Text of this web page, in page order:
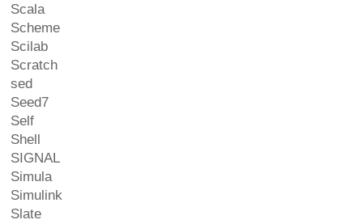
Scala
Scheme
Scilab
Scratch
sed
Seed7
Self
Shell
SIGNAL
Simula
Simulink
Slate